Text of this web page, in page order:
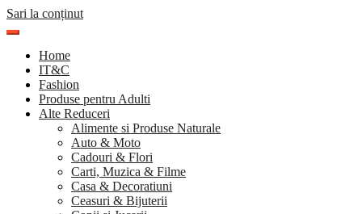
Sari la conținut
Home
IT&C
Fashion
Produse pentru Adulti
Alte Reduceri
Alimente si Produse Naturale
Auto & Moto
Cadouri & Flori
Carti, Muzica & Filme
Casa & Decoratiuni
Ceasuri & Bijuterii